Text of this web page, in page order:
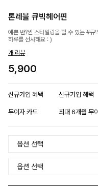
톤레블 큐빅헤어핀
예쁜 반?씬 스타일링을 할 수 있는 #큐
하루를 선사해요 : )
개 리뷰
5,900
신규가입 혜택 신규가입 혜택
무이자 카드 최대 6개월 무